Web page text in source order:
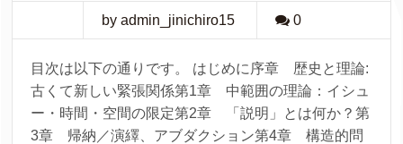
by admin_jinichiro15 0
目次は以下の通りです。 はじめに序章 歴史と理論:
古くて新しい緊張関係第1章 中範囲の理論：イシュ
ー・時間・空間の限定第2章 「説明」とは何か？第
3章 帰納／演繹、アブダクション第4章 構造的問